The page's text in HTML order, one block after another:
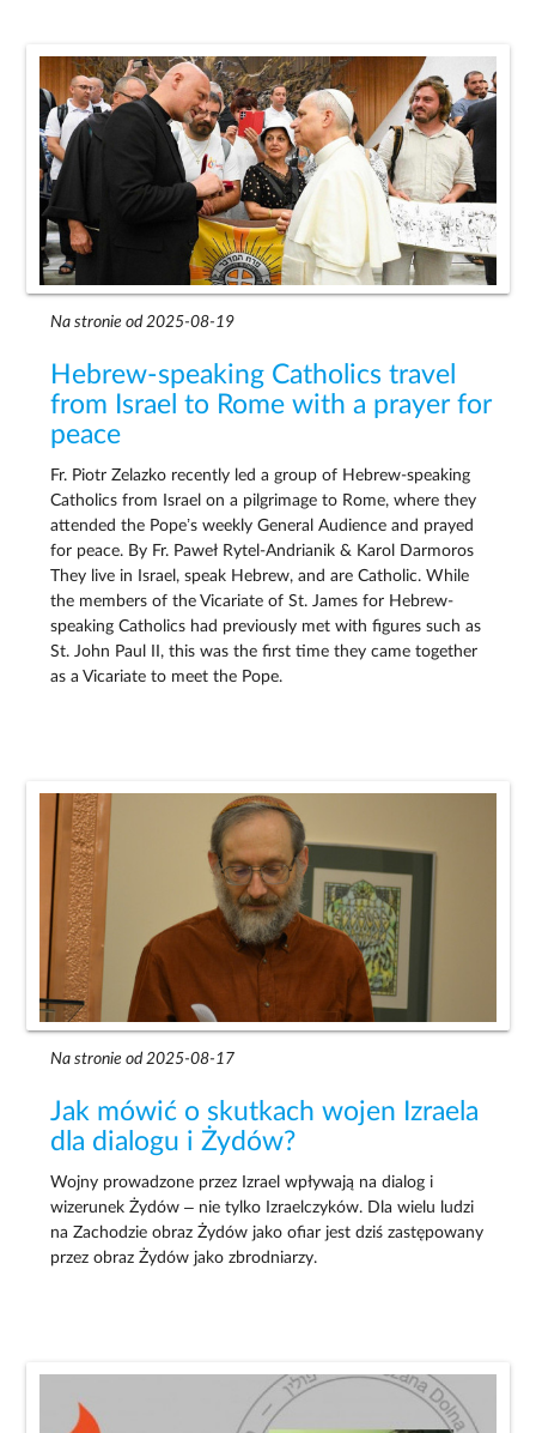
Na stronie od 2025-08-19
Hebrew-speaking Catholics travel
from Israel to Rome with a prayer for
peace
Fr. Piotr Zelazko recently led a group of Hebrew-speaking
Catholics from Israel on a pilgrimage to Rome, where they
attended the Pope’s weekly General Audience and prayed
for peace. By Fr. Paweł Rytel-Andrianik & Karol Darmoros
They live in Israel, speak Hebrew, and are Catholic. While
the members of the Vicariate of St. James for Hebrew-
speaking Catholics had previously met with figures such as
St. John Paul II, this was the first time they came together
as a Vicariate to meet the Pope.
Na stronie od 2025-08-17
Jak mówić o skutkach wojen Izraela
dla dialogu i Żydów?
Wojny prowadzone przez Izrael wpływają na dialog i
wizerunek Żydów – nie tylko Izraelczyków. Dla wielu ludzi
na Zachodzie obraz Żydów jako ofiar jest dziś zastępowany
przez obraz Żydów jako zbrodniarzy.